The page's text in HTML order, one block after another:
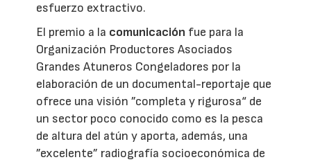
esfuerzo extractivo.
El premio a la comunicación fue para la
Organización Productores Asociados
Grandes Atuneros Congeladores por la
elaboración de un documental-reportaje que
ofrece una visión ”completa y rigurosa“ de
un sector poco conocido como es la pesca
de altura del atún y aporta, además, una
”excelente” radiografía socioeconómica de